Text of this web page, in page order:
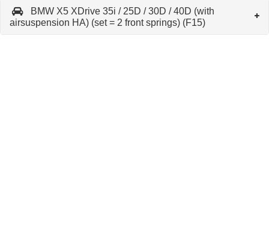
BMW X5 XDrive 35i / 25D / 30D / 40D (with
airsuspension HA) (set = 2 front springs) (F15)